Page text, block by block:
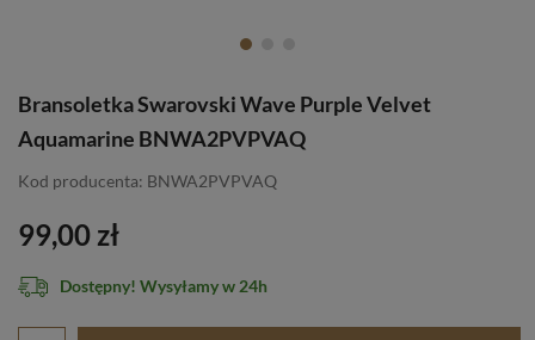
Bransoletka Swarovski Wave Purple Velvet
Aquamarine BNWA2PVPVAQ
Kod producenta: BNWA2PVPVAQ
99,00 zł
Dostępny! Wysyłamy w 24h